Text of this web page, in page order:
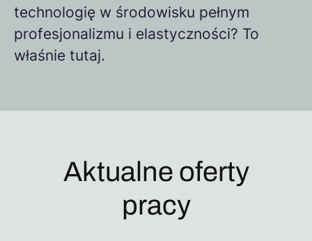
technologię w środowisku pełnym
profesjonalizmu i elastyczności? To
właśnie tutaj.
Aktualne oferty
pracy